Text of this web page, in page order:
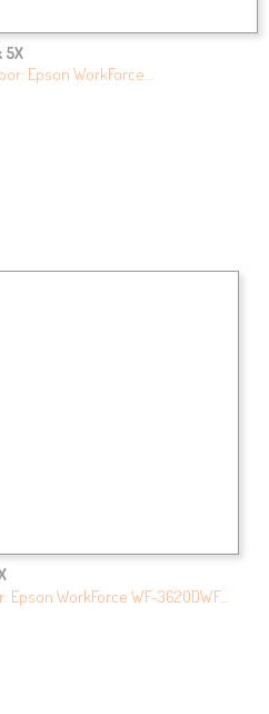
5X
Epson WorkForce…
WorkForce WF-3620DWF…